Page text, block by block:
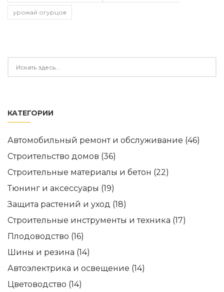
урожай огурцов
КАТЕГОРИИ
Автомобильный ремонт и обслуживание (46)
Строительство домов (36)
Строительные материалы и бетон (22)
Тюнинг и аксессуары (19)
Защита растений и уход (18)
Строительные инструменты и техника (17)
Плодоводство (16)
Шины и резина (14)
Автоэлектрика и освещение (14)
Цветоводство (14)